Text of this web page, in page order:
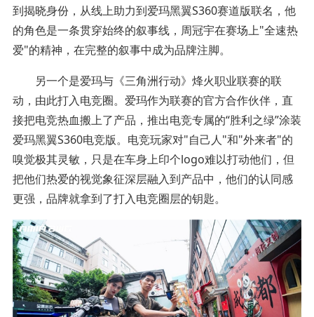
到揭晓身份，从线上助力到爱玛黑翼S360赛道版联名，他
的角色是一条贯穿始终的叙事线，周冠宇在赛场上"全速热
爱"的精神，在完整的叙事中成为品牌注脚。
另一个是爱玛与《三角洲行动》烽火职业联赛的联
动，由此打入电竞圈。爱玛作为联赛的官方合作伙伴，直
接把电竞热血搬上了产品，推出电竞专属的“胜利之绿”涂装
爱玛黑翼S360电竞版。电竞玩家对"自己人"和"外来者"的
嗅觉极其灵敏，只是在车身上印个logo难以打动他们，但
把他们热爱的视觉象征深层融入到产品中，他们的认同感
更强，品牌就拿到了打入电竞圈层的钥匙。